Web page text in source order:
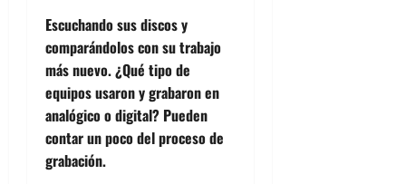
Escuchando sus discos y
comparándolos con su trabajo
más nuevo. ¿Qué tipo de
equipos usaron y grabaron en
analógico o digital? Pueden
contar un poco del proceso de
grabación.